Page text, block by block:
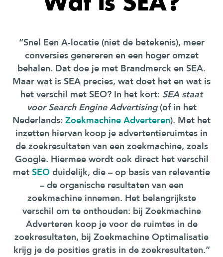
“Snel Een A-locatie (niet de betekenis), meer
conversies genereren en een hoger omzet
behalen. Dat doe je met Brandmerck en SEA.
Maar wat is SEA precies, wat doet het en wat is
het verschil met SEO? In het kort: SEA staat
voor Search Engine Advertising(of in het
Nederlands: Zoekmachine Adverteren). Met het
inzetten hiervan koop je advertentieruimtes in
de zoekresultaten van een zoekmachine, zoals
Google. Hiermee wordt ook direct het verschil
met SEO duidelijk, die – op basis van relevantie
– de organische resultaten van een
zoekmachine innemen. Het belangrijkste
verschil om te onthouden: bij Zoekmachine
Adverteren koop je voor de ruimtes in de
zoekresultaten, bij Zoekmachine Optimalisatie
krijg je de posities gratis in de zoekresultaten.”